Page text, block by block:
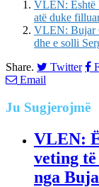
VLEN: Është
atë duke
VLEN: Bujar
dhe e solli
Share.
Twitter
Email
Ju Sugjerojmë
VLEN:
veting
nga